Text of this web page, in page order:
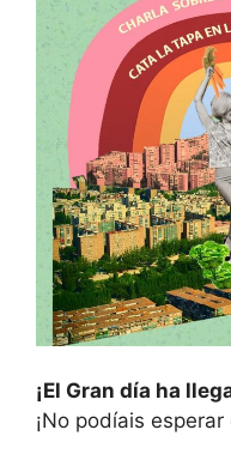
¡El Gran día ha
¡No podíais